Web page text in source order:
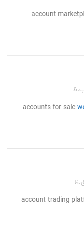
account
accounts for sale
account trading